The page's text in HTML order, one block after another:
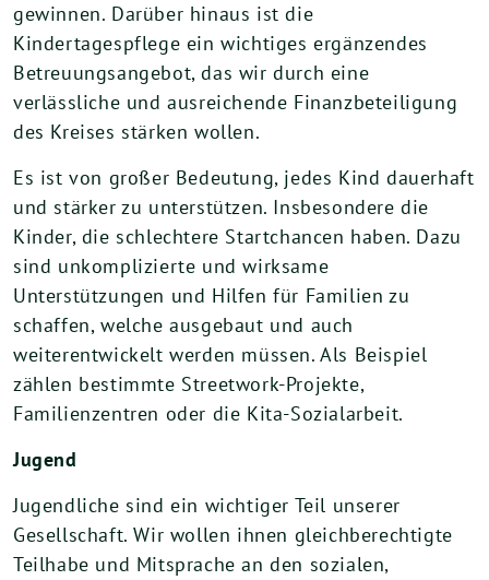
gewinnen. Darüber hinaus ist die
Kindertagespflege ein wichtiges ergänzendes
Betreuungsangebot, das wir durch eine
verlässliche und ausreichende Finanzbeteiligung
des Kreises stärken wollen.
Es ist von großer Bedeutung, jedes Kind dauerhaft
und stärker zu unterstützen. Insbesondere die
Kinder, die schlechtere Startchancen haben. Dazu
sind unkomplizierte und wirksame
Unterstützungen und Hilfen für Familien zu
schaffen, welche ausgebaut und auch
weiterentwickelt werden müssen. Als Beispiel
zählen bestimmte Streetwork-Projekte,
Familienzentren oder die Kita-Sozialarbeit.
Jugend
Jugendliche sind ein wichtiger Teil unserer
Gesellschaft. Wir wollen ihnen gleichberechtigte
Teilhabe und Mitsprache an den sozialen,